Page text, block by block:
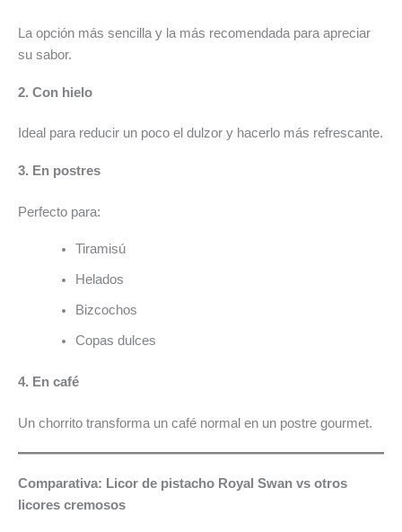
La opción más sencilla y la más recomendada para apreciar
su sabor.
2. Con hielo
Ideal para reducir un poco el dulzor y hacerlo más refrescante.
3. En postres
Perfecto para:
Tiramisú
Helados
Bizcochos
Copas dulces
4. En café
Un chorrito transforma un café normal en un postre gourmet.
Comparativa: Licor de pistacho Royal Swan vs otros
licores cremosos